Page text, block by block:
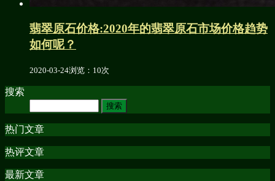
翡翠原石价格:2020年的翡翠原石市场价格趋势
如何呢？
2020-03-24浏览：10次
搜索
热门文章
热评文章
最新文章